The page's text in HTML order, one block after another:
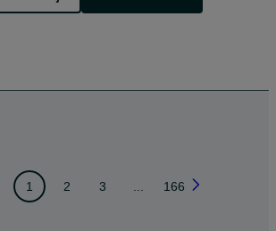
1 2 3 166